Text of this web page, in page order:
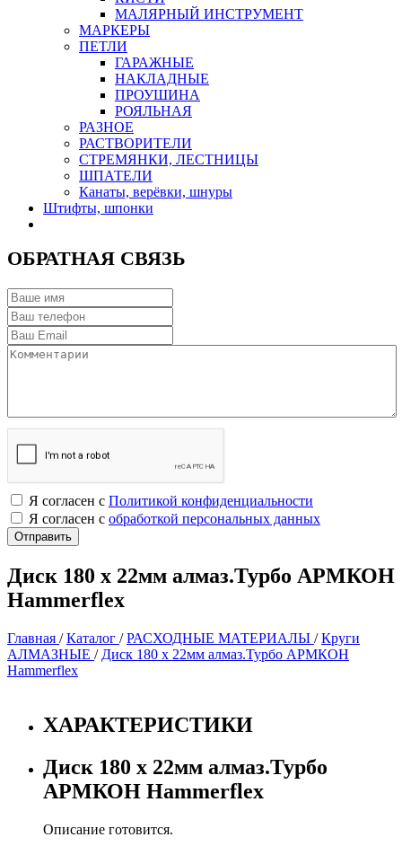
МАЛЯРНЫЙ ИНСТРУМЕНТ
МАРКЕРЫ
ПЕТЛИ
ГАРАЖНЫЕ
НАКЛАДНЫЕ
ПРОУШИНА
РОЯЛЬНАЯ
РАЗНОЕ
РАСТВОРИТЕЛИ
СТРЕМЯНКИ, ЛЕСТНИЦЫ
ШПАТЕЛИ
Канаты, верёвки, шнуры
Штифты, шпонки
ОБРАТНАЯ СВЯЗЬ
Я согласен с Политикой конфиденциальности
Я согласен с обработкой персональных данных
Диск 180 х 22мм алмаз.Турбо АРМКОН
Hammerflex
Главная /Каталог /РАСХОДНЫЕ МАТЕРИАЛЫ /Круги
АЛМАЗНЫЕ / Диск 180 х 22мм алмаз.Турбо АРМКОН
Hammerflex
ХАРАКТЕРИСТИКИ
Диск 180 х 22мм алмаз.Турбо
АРМКОН Hammerflex
Описание готовится.